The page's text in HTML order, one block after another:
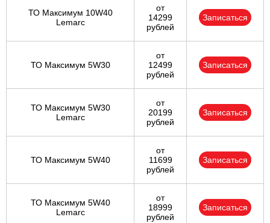
ТО Максимум 10W40
Lemarc
от
14299
рублей
Записаться
ТО Максимум 5W30
от
12499
рублей
Записаться
ТО Максимум 5W30
Lemarc
от
20199
рублей
Записаться
ТО Максимум 5W40
от
11699
рублей
Записаться
ТО Максимум 5W40
Lemarc
от
18999
рублей
Записаться